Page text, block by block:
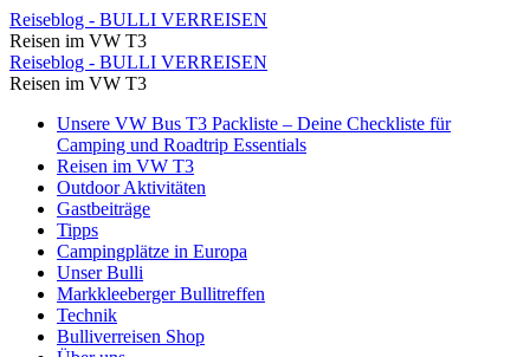
Mit
dem
VW
Bus
durch
Albanien
(1)
Reiseblog
BULLI
Reiseblog - BULLI VERREISEN
Reisen im VW T3
Mit
dem
VW
Bus
durch
Albanien
(1)
Reiseblog
Reiseblog - BULLI VERREISEN
Reisen im VW T3
Skip
content
Unsere VW Bus T3 Packliste – Deine Checkliste für
Camping und Roadtrip Essentials
Reisen im VW T3
Outdoor Aktivitäten
Gastbeiträge
Tipps
Campingplätze in Europa
Unser Bulli
Markkleeberger Bullitreffen
Technik
Bulliverreisen Shop